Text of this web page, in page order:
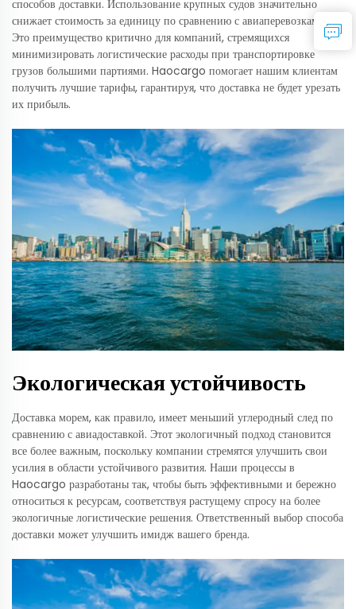
способов доставки. Использование крупных судов значительно
снижает стоимость за единицу по сравнению с авиаперевозками.
Это преимущество критично для компаний, стремящихся
минимизировать логистические расходы при транспортировке
грузов большими партиями. Haocargo помогает нашим клиентам
получить лучшие тарифы, гарантируя, что доставка не будет урезать
их прибыль.
Экологическая устойчивость
Доставка морем, как правило, имеет меньший углеродный след по
сравнению с авиадоставкой. Этот экологичный подход становится
все более важным, поскольку компании стремятся улучшить свои
усилия в области устойчивого развития. Наши процессы в
Haocargo разработаны так, чтобы быть эффективными и бережно
относиться к ресурсам, соответствуя растущему спросу на более
экологичные логистические решения. Ответственный выбор способа
доставки может улучшить имидж вашего бренда.